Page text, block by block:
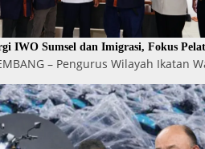
IWO Sumsel dan Imigrasi, Fokus
– Pengurus Wilayah